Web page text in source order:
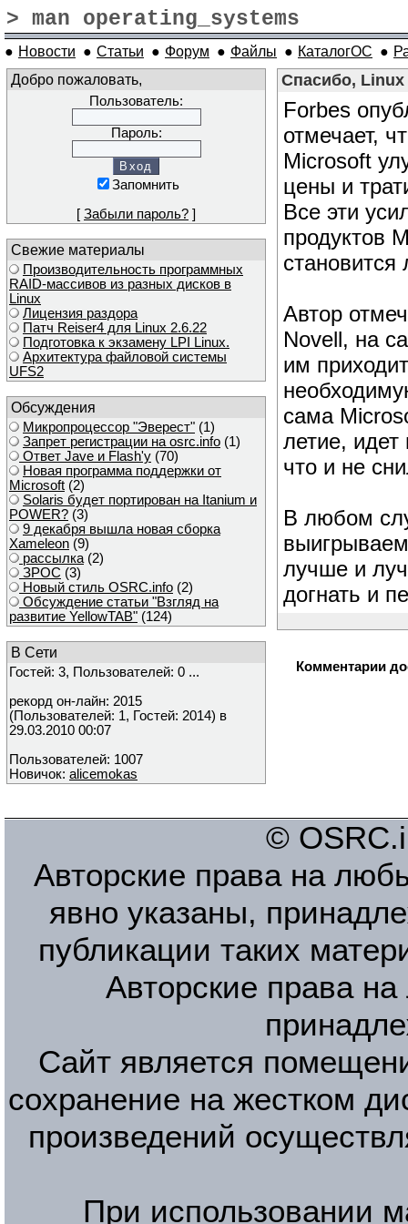
> man operating_systems
● Новости ● Статьи ● Форум ● Файлы ● КаталогОС ●
Добро пожаловать,
Пользователь:
Пароль:
Запомнить
[ Забыли пароль? ]
Свежие материалы
Производительность программных
RAID-массивов из разных дисков в
Linux
Лицензия раздора
Патч Reiser4 для Linux 2.6.22
Подготовка к экзамену LPI Linux.
Архитектура файловой системы
UFS2
Обсуждения
Микропроцессор "Эверест" (1)
Запрет регистрации на osrc.info (1)
Ответ Javе и Flash'у (70)
Новая программа поддержки от
Microsoft (2)
Solaris будет портирован на Itanium и
POWER? (3)
9 декабря вышла новая сборка
Xameleon (9)
рассылка (2)
ЗРОС (3)
Новый стиль OSRC.info (2)
Обсуждение статьи "Взгляд на
развитие YellowTAB" (124)
В Сети
Гостей: 3, Пользователей: 0 ...
рекорд он-лайн: 2015
(Пользователей: 1, Гостей: 2014) в
29.03.2010 00:07
Пользователей: 1007
Новичок: alicemokas
Спасибо, Linux
Forbes
отмечает,
Microsoft
цены и
Все эти
продуктов
становится
Автор
Novell, на
им
сама
летие, идет
что и не
В любом
лучше и
догнать и
Комментарии
©
Авторские права на
явно указаны,
публикации таких
Авторские права
Сайт является
сохранение на жестком
произведений
При использовании